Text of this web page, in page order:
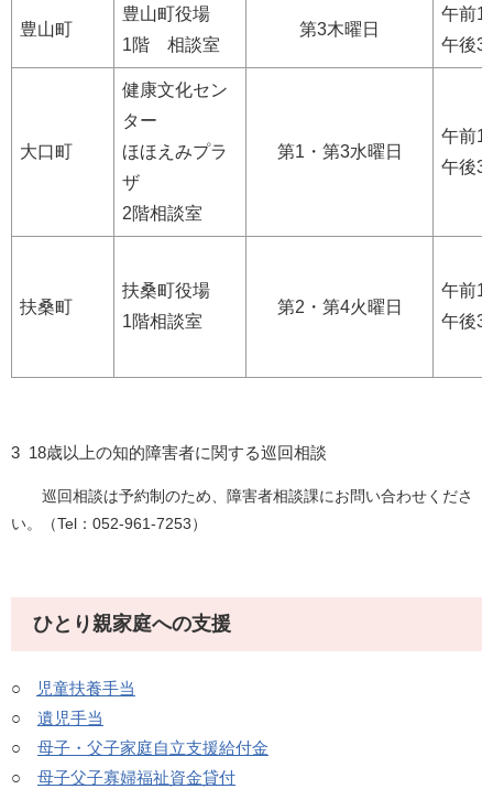
豊山町
豊山町役場
1階 相談室
第3木曜日
午前
午後3
大口町
健康文化セン
ター
ほほえみプラ
ザ
2階相談室
第1・第3水曜日
午前
午後3
扶桑町
扶桑町役場
1階相談室
第2・第4火曜日
午前
午後3
3 18歳以上の知的障害者に関する巡回相談
巡回相談は予約制のため、障害者相談課にお問い合わせくださ
い。（Tel：052-961-7253）
ひとり親家庭への支援
○
児童扶養手当
○ 遺児手当
○ 母子・父子家庭自立支援給付金
○ 母子父子寡婦福祉資金貸付